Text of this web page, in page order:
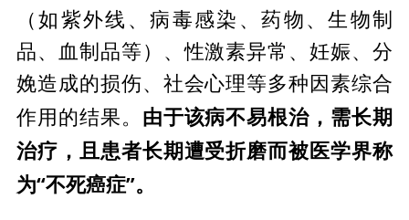
（如紫外线、病毒感染、药物、生物制
品、血制品等）、性激素异常、妊娠、分
娩造成的损伤、社会心理等多种因素综合
作用的结果。 由于该病不易根治，需长期
治疗，且患者长期遭受折磨而被医学界称
为“不死癌症”。